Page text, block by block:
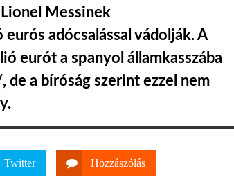
Messinek
adócsalással vádolják. A
eurót a spanyol államkasszába
a bíróság szerint ezzel nem
Twitter Hozzászólás